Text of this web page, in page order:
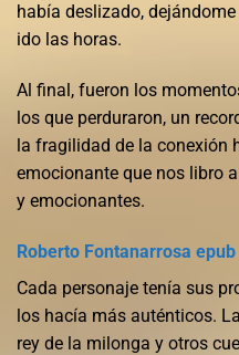
había deslizado,
ido las horas.
Al final, fueron los
los que perduraron, un
la fragilidad de la conexión
emocionante que nos libro
y emocionantes.
Roberto Fontanarrosa epub
Cada personaje tenía sus
los hacía más auténticos.
rey de la milonga y otros